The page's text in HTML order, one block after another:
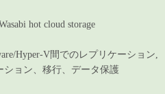
hot cloud storage
Hyper-V間でのレプリケーション,
ョン、移行、データ保護